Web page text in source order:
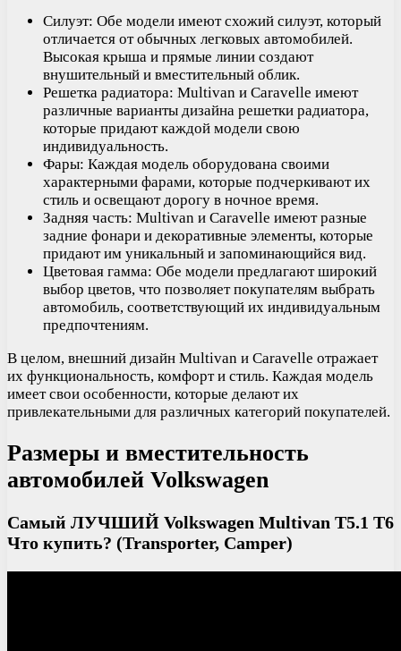
Силуэт: Обе модели имеют схожий силуэт, который
отличается от обычных легковых автомобилей.
Высокая крыша и прямые линии создают
внушительный и вместительный облик.
Решетка радиатора: Multivan и Caravelle имеют
различные варианты дизайна решетки радиатора,
которые придают каждой модели свою
индивидуальность.
Фары: Каждая модель оборудована своими
характерными фарами, которые подчеркивают их
стиль и освещают дорогу в ночное время.
Задняя часть: Multivan и Caravelle имеют разные
задние фонари и декоративные элементы, которые
придают им уникальный и запоминающийся вид.
Цветовая гамма: Обе модели предлагают широкий
выбор цветов, что позволяет покупателям выбрать
автомобиль, соответствующий их индивидуальным
предпочтениям.
В целом, внешний дизайн Multivan и Caravelle отражает
их функциональность, комфорт и стиль. Каждая модель
имеет свои особенности, которые делают их
привлекательными для различных категорий покупателей.
Размеры и вместительность
автомобилей Volkswagen
Самый ЛУЧШИЙ Volkswagen Multivan T5.1 T6
Что купить? (Transporter, Camper)